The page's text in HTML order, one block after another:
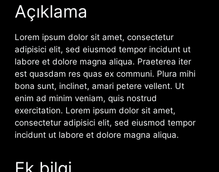
Açıklama
Lorem ipsum dolor sit amet, consectetur
adipisici elit, sed eiusmod tempor incidunt ut
labore et dolore magna aliqua. Praeterea iter
est quasdam res quas ex communi. Plura mihi
bona sunt, inclinet, amari petere vellent. Ut
enim ad minim veniam, quis nostrud
exercitation. Lorem ipsum dolor sit amet,
consectetur adipisici elit, sed eiusmod tempor
incidunt ut labore et dolore magna aliqua.
Ek bilgi